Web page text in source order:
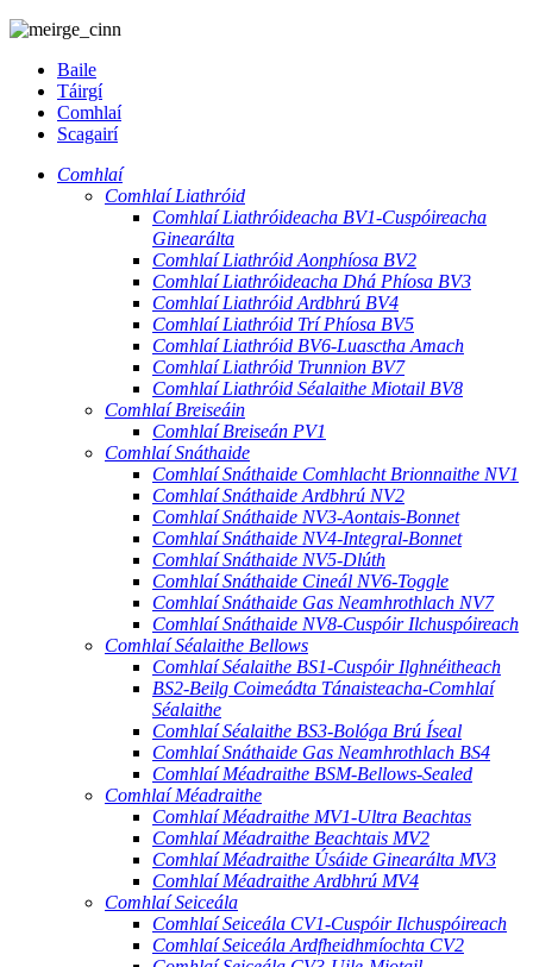
Baile
Táirgí
Comhlaí
Scagairí
Comhlaí
Comhlaí Liathróid
Comhlaí Liathróideacha BV1-Cuspóireacha
Ginearálta
Comhlaí Liathróid Aonphíosa BV2
Comhlaí Liathróideacha Dhá Phíosa BV3
Comhlaí Liathróid Ardbhrú BV4
Comhlaí Liathróid Trí Phíosa BV5
Comhlaí Liathróid BV6-Luasctha Amach
Comhlaí Liathróid Trunnion BV7
Comhlaí Liathróid Séalaithe Miotail BV8
Comhlaí Breiseáin
Comhlaí Breiseán PV1
Comhlaí Snáthaide
Comhlaí Snáthaide Comhlacht Brionnaithe NV1
Comhlaí Snáthaide Ardbhrú NV2
Comhlaí Snáthaide NV3-Aontais-Bonnet
Comhlaí Snáthaide NV4-Integral-Bonnet
Comhlaí Snáthaide NV5-Dlúth
Comhlaí Snáthaide Cineál NV6-Toggle
Comhlaí Snáthaide Gas Neamhrothlach NV7
Comhlaí Snáthaide NV8-Cuspóir Ilchuspóireach
Comhlaí Séalaithe Bellows
Comhlaí Séalaithe BS1-Cuspóir Ilghnéitheach
BS2-Beilg Coimeádta Tánaisteacha-Comhlaí
Séalaithe
Comhlaí Séalaithe BS3-Bológa Brú Íseal
Comhlaí Snáthaide Gas Neamhrothlach BS4
Comhlaí Méadraithe BSM-Bellows-Sealed
Comhlaí Méadraithe
Comhlaí Méadraithe MV1-Ultra Beachtas
Comhlaí Méadraithe Beachtais MV2
Comhlaí Méadraithe Úsáide Ginearálta MV3
Comhlaí Méadraithe Ardbhrú MV4
Comhlaí Seiceála
Comhlaí Seiceála CV1-Cuspóir Ilchuspóireach
Comhlaí Seiceála Ardfheidhmíochta CV2